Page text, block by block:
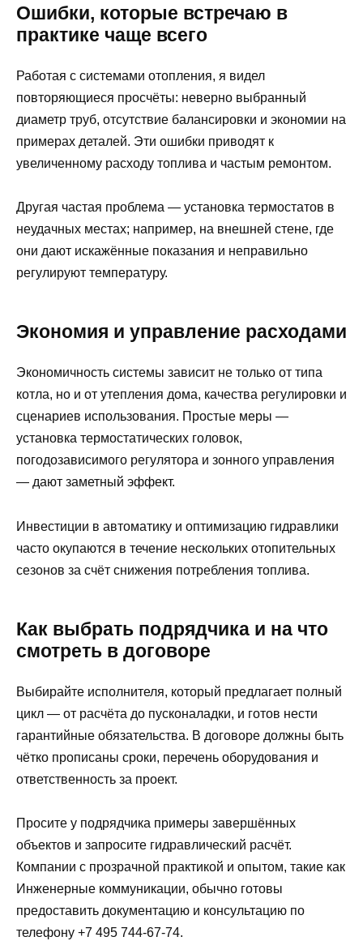
Ошибки, которые встречаю в
практике чаще всего
Работая с системами отопления, я видел
повторяющиеся просчёты: неверно выбранный
диаметр труб, отсутствие балансировки и экономии на
примерах деталей. Эти ошибки приводят к
увеличенному расходу топлива и частым ремонтом.
Другая частая проблема — установка термостатов в
неудачных местах; например, на внешней стене, где
они дают искажённые показания и неправильно
регулируют температуру.
Экономия и управление расходами
Экономичность системы зависит не только от типа
котла, но и от утепления дома, качества регулировки и
сценариев использования. Простые меры —
установка термостатических головок,
погодозависимого регулятора и зонного управления
— дают заметный эффект.
Инвестиции в автоматику и оптимизацию гидравлики
часто окупаются в течение нескольких отопительных
сезонов за счёт снижения потребления топлива.
Как выбрать подрядчика и на что
смотреть в договоре
Выбирайте исполнителя, который предлагает полный
цикл — от расчёта до пусконаладки, и готов нести
гарантийные обязательства. В договоре должны быть
чётко прописаны сроки, перечень оборудования и
ответственность за проект.
Просите у подрядчика примеры завершённых
объектов и запросите гидравлический расчёт.
Компании с прозрачной практикой и опытом, такие как
Инженерные коммуникации, обычно готовы
предоставить документацию и консультацию по
телефону +7 495 744-67-74.